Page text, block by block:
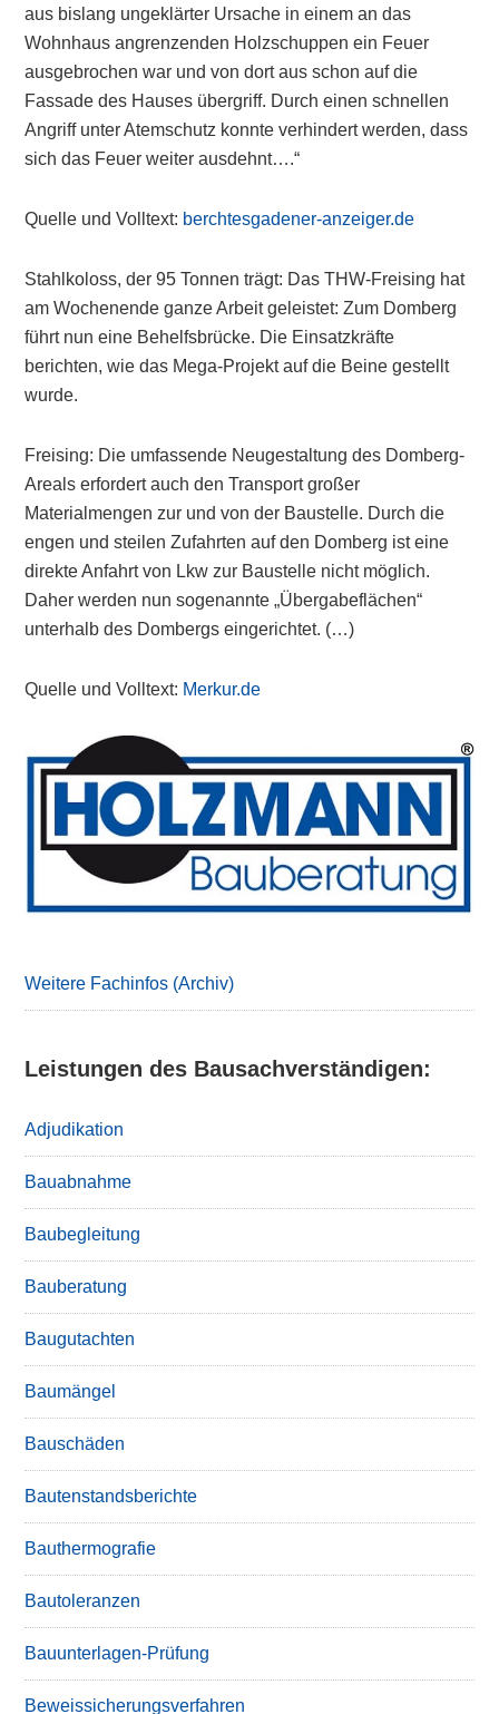
aus bislang ungeklärter Ursache in einem an das
Wohnhaus angrenzenden Holzschuppen ein Feuer
ausgebrochen war und von dort aus schon auf die
Fassade des Hauses übergriff. Durch einen schnellen
Angriff unter Atemschutz konnte verhindert werden, dass
sich das Feuer weiter ausdehnt….“
Quelle und Volltext: berchtesgadener-anzeiger.de
Stahlkoloss, der 95 Tonnen trägt: Das THW-Freising hat
am Wochenende ganze Arbeit geleistet: Zum Domberg
führt nun eine Behelfsbrücke. Die Einsatzkräfte
berichten, wie das Mega-Projekt auf die Beine gestellt
wurde.
Freising: Die umfassende Neugestaltung des Domberg-
Areals erfordert auch den Transport großer
Materialmengen zur und von der Baustelle. Durch die
engen und steilen Zufahrten auf den Domberg ist eine
direkte Anfahrt von Lkw zur Baustelle nicht möglich.
Daher werden nun sogenannte „Übergabeflächen“
unterhalb des Dombergs eingerichtet. (…)
Quelle und Volltext: Merkur.de
Primary
Sidebar
Weitere Fachinfos (Archiv)
Leistungen des Bausachverständigen:
Adjudikation
Bauabnahme
Baubegleitung
Bauberatung
Baugutachten
Baumängel
Bauschäden
Bautenstandsberichte
Bauthermografie
Bautoleranzen
Bauunterlagen-Prüfung
Beweissicherungsverfahren